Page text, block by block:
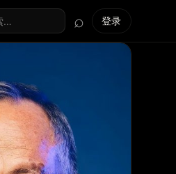
搜索全站
⌕ 登录